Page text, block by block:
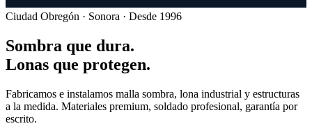
Ciudad Obregón · Sonora · Desde 1996
Sombra que dura.
Lonas que protegen.
Fabricamos e instalamos malla sombra, lona industrial y estructuras
a la medida. Materiales premium, soldado profesional, garantía por
escrito.